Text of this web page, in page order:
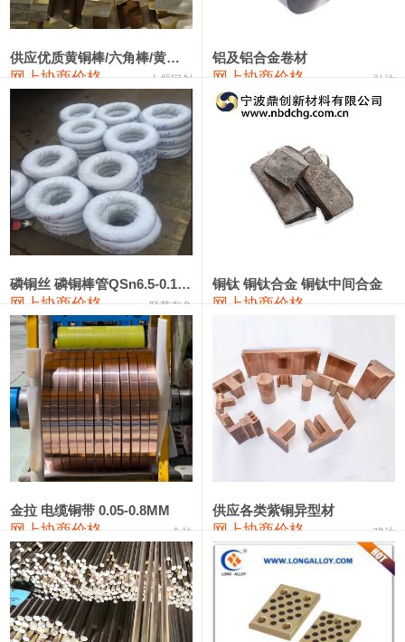
1#电解锰(99.7%袋装) 17,900—18,100 18,000
1#电解锰 18,800—19,000 18,900
1#铬 60,000—82,000
2202#硅 14,100—14,300
553#硅 9,200—9,400 9,300
3303#硅 10,300—10,500 10,400
441#硅 9,500—9,700
金属硅553#-331# 10,000 0
漆包线 111,610—115,610 113,610
磷铜合金 110,400—117,200 113,800 1,050
无氧铜丝(硬) 109,350—109,650 109,500
R410A专用紫铜管 113,340—113,340
铸造铝合金锭(A380） 26,200—26,400 26,300 100
铝合金ADC12 24,100—24,300 100
铸造铝合金锭(ZL102) 24,100—24,300 24,200
供应优质黄铜棒/六角棒/黄铜方板
网上协商价格 十堰同创
铝及铝合金卷材
网上协商价格 弘达
磷铜丝 磷铜棒管QSn6.5-0.1 7-0.2 8-0.3
网上协商价格 联荣有色
铜钛 铜钛合金 铜钛中间合金
网上协商价格
金拉 电缆铜带 0.05-0.8MM
网上协商价格 金拉
供应各类紫铜异型材
网上协商价格 骏达